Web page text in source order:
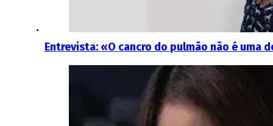
Entrevista: «O cancro do pulmão não é uma